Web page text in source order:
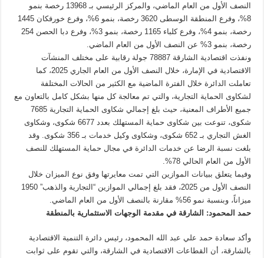
النصف الأول من العام الماضي، والمركز الرئيسي بـ 13968 رخصة بنمو
8%، وفرع المنطقة الوسطى 3620 رخصة، بنمو 6%، وفرع خورفكان 1445
رخصة، بنمو 4%، وفرع كلباء 1165 رخصة، بنمو 3%، وفرع دبا الحصن 254
رخصة، بنمو 3% عن النصف الأول من العام الماضي.
ونفذت اقتصادية الشارقة 78887 جولة رقابية على مختلف المنشآت
الاقتصادية في الإمارة، خلال النصف الأول من العام الجاري 2025، كما
تعاملت الدائرة خلال الفترة الماضية مع الكثير من الحالات المختلفة
لشكاوى الحماية التجارية، والتي تم معالجة كل منها بشكل كامل بالتعاون مع
جميع الأطراف المعنية، حيث بلغ إجمالي شكاوى الحماية التجارية 7685
شكوى، تنوعت بين شكاوى حماية المستهلك بعدد 6677 شكوى، وشكاوى
الغش التجاري بـ 652 شكوى، وشكاوى وكيل خدمات بـ 356 شكوى. وقد
بلغت نسبة الرضا عن خدمات الدائرة في مجال حماية المستهلك للنصف
الأول من العام الحالي 78%.
وفيما يتعلق ببيانات الموازين التي تمت معايرتها وفق نوع الميزان خلال
النصف الأول من 2025، فقد بلغ إجمالي الموازين “التجارية والذهب” 1950
ميزاناً، وبنسبة نمو 56% مقارنة بالنصف الأول من العام الماضي.
حمد المحمود: الشارقة في مقدمة الوجهات الاستثمارية بالمنطقة
وأكد سعادة حمد علي عبد الله المحمود، رئيس دائرة التنمية الاقتصادية
بالشارقة، أن القطاعات الاقتصادية في الشارقة، والتي تقوم على ثوابت